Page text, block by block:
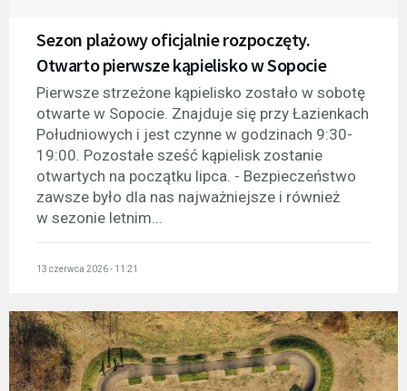
Sezon plażowy oficjalnie rozpoczęty.
Otwarto pierwsze kąpielisko w Sopocie
Pierwsze strzeżone kąpielisko zostało w sobotę
otwarte w Sopocie. Znajduje się przy Łazienkach
Południowych i jest czynne w godzinach 9:30-
19:00. Pozostałe sześć kąpielisk zostanie
otwartych na początku lipca. - Bezpieczeństwo
zawsze było dla nas najważniejsze i również
w sezonie letnim...
13 czerwca 2026 - 11:21